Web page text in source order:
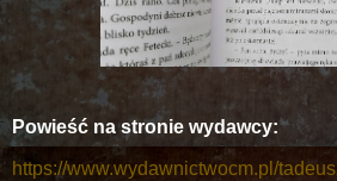
Powieść na stronie wydawcy:
https://www.wydawnictwocm.pl/